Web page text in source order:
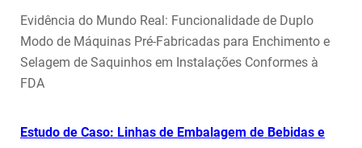
Evidência do Mundo Real: Funcionalidade de Duplo
Modo de Máquinas Pré-Fabricadas para Enchimento e
Selagem de Saquinhos em Instalações Conformes à
FDA
Estudo de Caso: Linhas de Embalagem de Bebidas e